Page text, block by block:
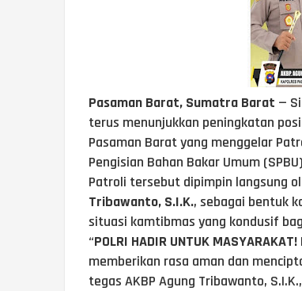
Pasaman Barat, Sumatra Barat —
terus menunjukkan peningkatan
Pasaman Barat yang menggelar
Pengisian Bahan Bakar Umum
Patroli tersebut dipimpin langsung
Tribawanto, S.I.K., sebagai bentuk
situasi kamtibmas yang kondusif
“POLRI HADIR UNTUK MASYARAKAT!
memberikan rasa aman dan
tegas AKBP Agung Tribawanto,